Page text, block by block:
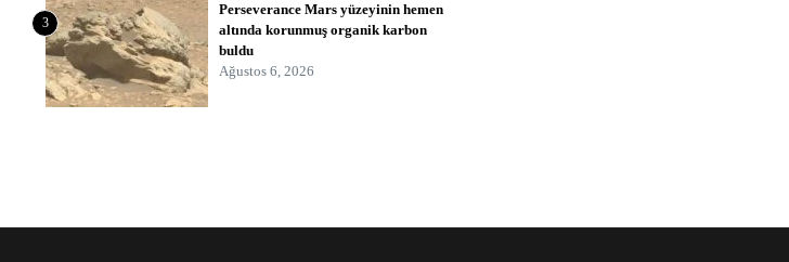
3
Perseverance Mars yüzeyinin hemen
altında korunmuş organik karbon
buldu
Ağustos 6, 2026